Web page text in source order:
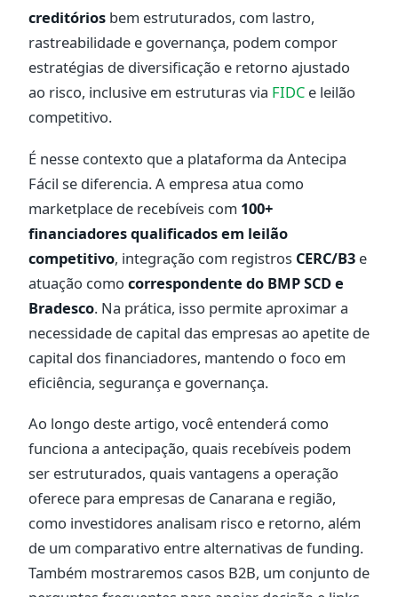
creditórios bem estruturados, com lastro,
rastreabilidade e governança, podem compor
estratégias de diversificação e retorno ajustado
ao risco, inclusive em estruturas via FIDC e leilão
competitivo.
É nesse contexto que a plataforma da Antecipa
Fácil se diferencia. A empresa atua como
marketplace de recebíveis com 100+
financiadores qualificados em leilão
competitivo, integração com registros CERC/B3 e
atuação como correspondente do BMP SCD e
Bradesco. Na prática, isso permite aproximar a
necessidade de capital das empresas ao apetite de
capital dos financiadores, mantendo o foco em
eficiência, segurança e governança.
Ao longo deste artigo, você entenderá como
funciona a antecipação, quais recebíveis podem
ser estruturados, quais vantagens a operação
oferece para empresas de Canarana e região,
como investidores analisam risco e retorno, além
de um comparativo entre alternativas de funding.
Também mostraremos casos B2B, um conjunto de